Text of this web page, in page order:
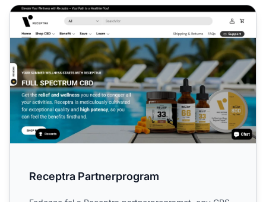
Receptra Partnerprogram
Receptra Partnerprogram